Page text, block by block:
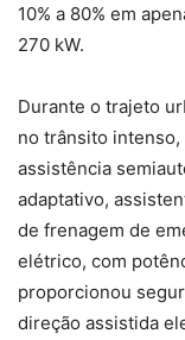
10% a 80% em
270 kW.
Durante o trajeto
no trânsito
assistência
adaptativo,
de frenagem de
elétrico, com
proporcionou
direção assistida